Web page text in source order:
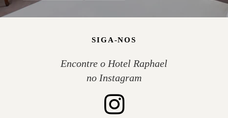
SIGA-NOS
Encontre o Hotel Raphael
no Instagram